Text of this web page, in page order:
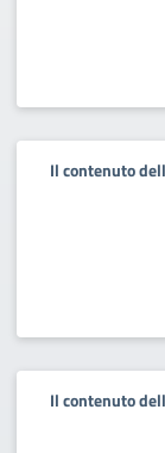
Il contenuto
Il contenuto